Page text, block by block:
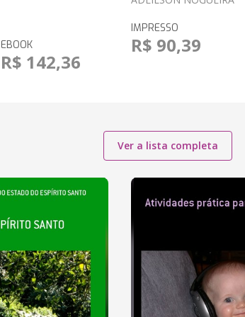
EBOOK
R$ 142,36
IMPRESSO
R$ 90,39
Ver a lista completa